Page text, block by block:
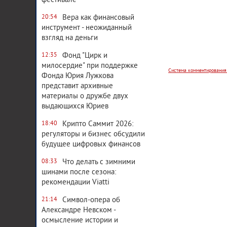
20:54
Вера как финансовый
инструмент - неожиданный
взгляд на деньги
12:35
Фонд "Цирк и
милосердие" при поддержке
Фонда Юрия Лужкова
представит архивные
материалы о дружбе двух
выдающихся Юриев
18:40
Крипто Саммит 2026:
регуляторы и бизнес обсудили
будущее цифровых финансов
08:33
Что делать с зимними
шинами после сезона:
рекомендации Viatti
21:14
Символ-опера об
Александре Невском -
осмысление истории и